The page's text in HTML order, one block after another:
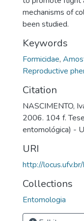
mechanisms of
been studied.
Keywords
Formicidae,
Reproductive
Citation
NASCIMENTO,
2006. 104 f.
entomológica) -
URI
http://
Collections
Entomologia